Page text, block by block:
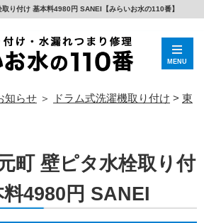
り付け 基本料4980円 SANEI【みらいお水の110番】
MENU
知らせ＞ ドラム式洗濯機取り付け > 東
町 壁ピタ水栓取り付
4980円 SANEI